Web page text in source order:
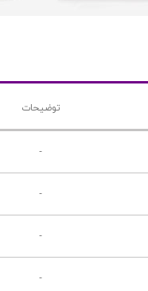
توضیحات
-
-
-
-